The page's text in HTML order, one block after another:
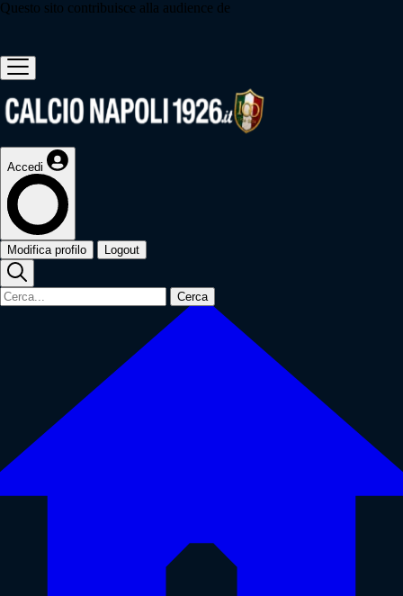
Questo sito contribuisce alla audience de
Accedi
Modifica profilo Logout
Cerca